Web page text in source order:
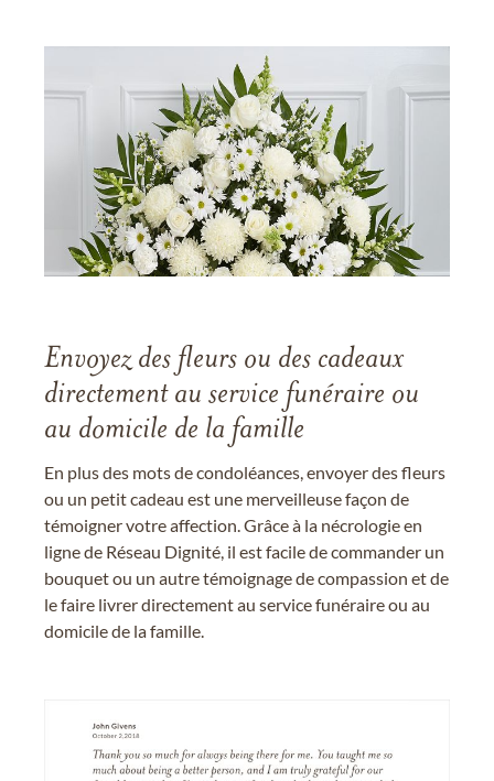
Envoyez des fleurs ou des cadeaux
directement au service funéraire ou
au domicile de la famille
En plus des mots de condoléances, envoyer des fleurs
ou un petit cadeau est une merveilleuse façon de
témoigner votre affection. Grâce à la nécrologie en
ligne de Réseau Dignité, il est facile de commander un
bouquet ou un autre témoignage de compassion et de
le faire livrer directement au service funéraire ou au
domicile de la famille.